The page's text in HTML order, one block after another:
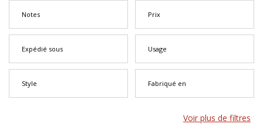
Notes Prix
Expédié sous Usage
Style Fabriqué en
Voir plus de filtres